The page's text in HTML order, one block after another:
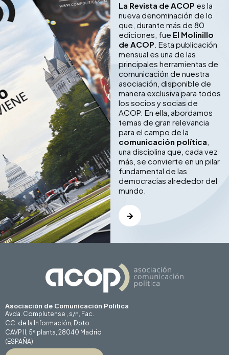
La Revista de ACOP es la
nueva denominación de lo
que, durante más de 80
ediciones, fue El Molinillo
de ACOP . Esta publicación
mensual es una de las
principales herramientas de
comunicación de nuestra
asociación, disponible de
manera exclusiva para todos
los socios y socias de
ACOP. En ella, abordamos
temas de gran relevancia
para el campo de la
comunicación política
una disciplina que, cada vez
más, se convierte en un pilar
fundamental de las
democracias alrededor del
mundo.
Asociación de Comunicación Politica
Avda. Complutense , s/n, Fac.
CC. de la Información, Dpto.
CAVP II, 5ª planta, 28040 Madrid
(ESPAÑA)